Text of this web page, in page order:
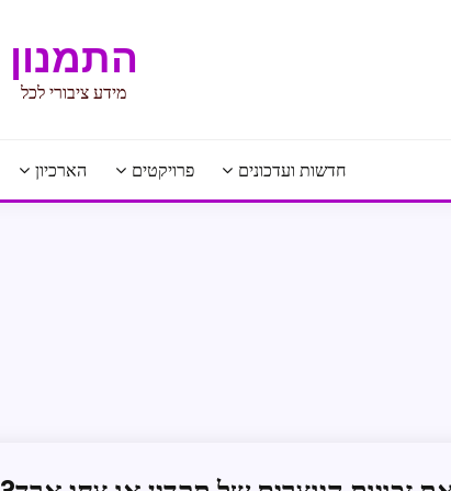
התמנון
מידע ציבורי לכל
חדשות ועדכונים פרויקטים הארכיון
מכתבי